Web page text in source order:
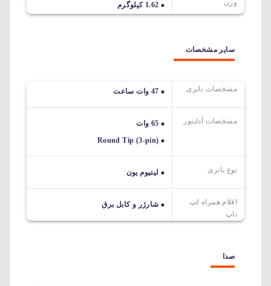
وزن 1.62 کیلوگرم
سایر مشخصات
مشخصات باتری 47 وات ساعت
مشخصات آداپتور
65 وات
Round Tip (3-pin)
نوع باتری لیتیوم یون
اقلام همراه لپ
تاپ
شارژر و کابل برق
صدا